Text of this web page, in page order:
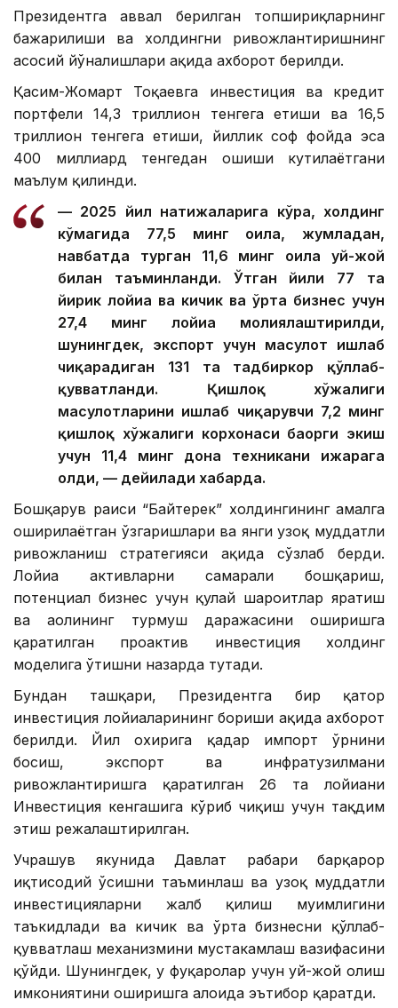
Президентга аввал берилган топшириқларнинг
бажарилиши ва холдингни ривожлантиришнинг
асосий йўналишлари ҳақида ахборот берилди.
Қасим-Жомарт Тоқаевга инвестиция ва кредит
портфели 14,3 триллион тенгега етиши ва 16,5
триллион тенгега етиши, йиллик соф фойда эса
400 миллиард тенгедан ошиши кутилаётгани
маълум қилинди.
— 2025 йил натижаларига кўра, холдинг
кўмагида 77,5 минг оила, жумладан,
навбатда турган 11,6 минг оила уй-жой
билан таъминланди. Ўтган йили 77 та
йирик лойиҳа ва кичик ва ўрта бизнес учун
27,4 минг лойиҳа молиялаштирилди,
шунингдек, экспорт учун маҳсулот ишлаб
чиқарадиган 131 та тадбиркор қўллаб-
қувватланди. Қишлоқ хўжалиги
маҳсулотларини ишлаб чиқарувчи 7,2 минг
қишлоқ хўжалиги корхонаси баҳорги экиш
учун 11,4 минг дона техникани ижарага
олди, — дейилади хабарда.
Бошқарув раиси “Байтерек” холдингининг амалга
оширилаётган ўзгаришлари ва янги узоқ муддатли
ривожланиш стратегияси ҳақида сўзлаб берди.
Лойиҳа активларни самарали бошқариш,
потенциал бизнес учун қулай шароитлар яратиш
ва аҳолининг турмуш даражасини оширишга
қаратилган проактив инвестиция холдинг
моделига ўтишни назарда тутади.
Бундан ташқари, Президентга бир қатор
инвестиция лойиҳаларининг бориши ҳақида ахборот
берилди. Йил охирига қадар импорт ўрнини
босиш, экспорт ва инфратузилмани
ривожлантиришга қаратилган 26 та лойиҳани
Инвестиция кенгашига кўриб чиқиш учун тақдим
этиш режалаштирилган.
Учрашув якунида Давлат раҳбари барқарор
иқтисодий ўсишни таъминлаш ва узоқ муддатли
инвестицияларни жалб қилиш муҳимлигини
таъкидлади ва кичик ва ўрта бизнесни қўллаб-
қувватлаш механизмини мустаҳкамлаш вазифасини
қўйди. Шунингдек, у фуқаролар учун уй-жой олиш
имкониятини оширишга алоҳида эътибор қаратди.